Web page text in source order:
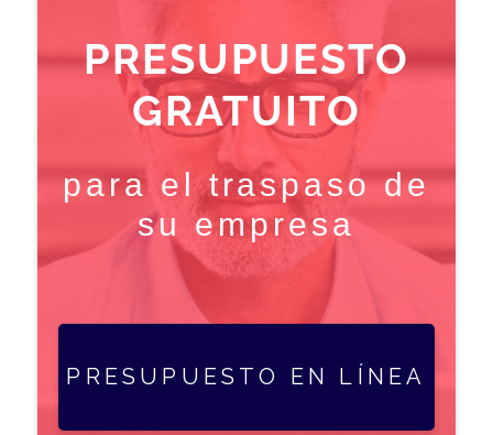
PRESUPUESTO
GRATUITO
para el traspaso de
su empresa
PRESUPUESTO EN LÍNEA